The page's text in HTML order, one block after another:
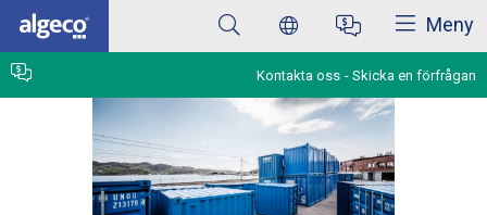
Hoppa
huvudinnehåll
Meny
Kontakta oss Skicka en förfrågan